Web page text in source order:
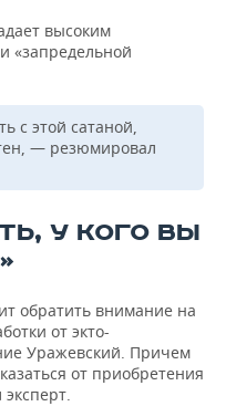
высоким
«запредельной
с этой сатаной,
— резюмировал
У КОГО ВЫ
обратить внимание на
от экто-
Уражевский. Причем
от приобретения
эксперт.